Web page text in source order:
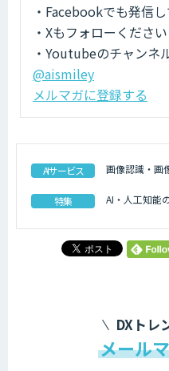
・Facebookでも発信
・Xもフォローください
・Youtubeのチャンネ
@aismiley
メルマガに登録する
AIサービス 画像認識・画
特集 AI・人工知能
DXトレ
メール